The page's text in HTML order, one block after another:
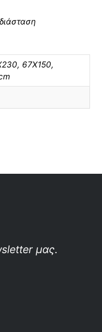
, 67X150,
μας.